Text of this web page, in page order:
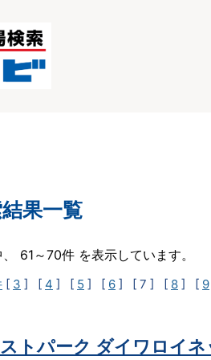
果一覧
61～70件 を表示しています。
[ 3 ] [ 4 ] [ 5 ] [ 6 ] [ 7 ] [ 8 ] [ 9
トパーク ダイワロイ